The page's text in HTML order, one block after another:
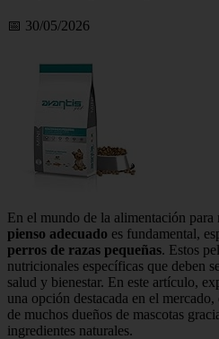
📅 30/05/2026
En el mundo de la alimentación para
pienso adecuado es fundamental,
perros de razas pequeñas. Estos
nutricionales específicas que deben
salud y bienestar. En este artículo,
una opción destacada en el
de muchos dueños de mascotas
ingredientes naturales.